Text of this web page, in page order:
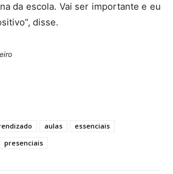
da escola. Vai ser importante e eu
disse.
aulas
essenciais
presenciais